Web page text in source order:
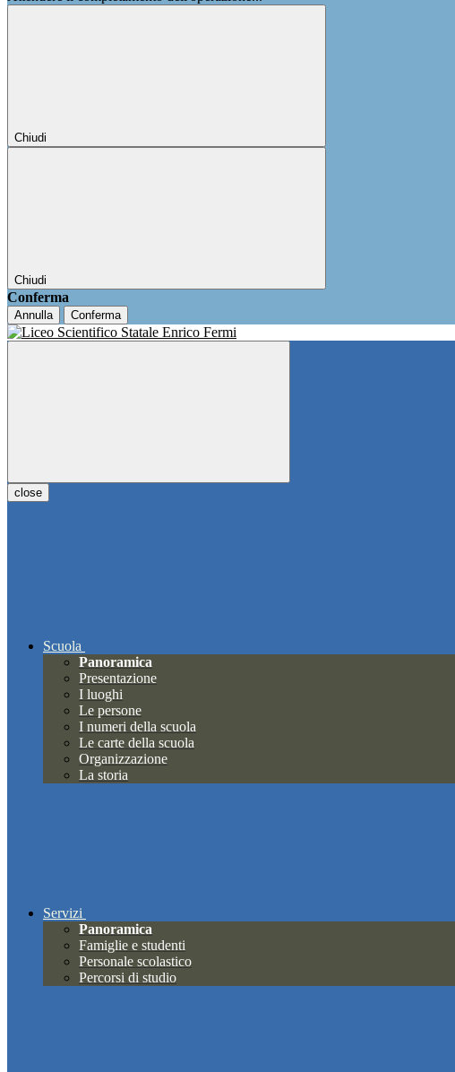
Chiudi
Chiudi
Conferma
Annulla Conferma
close
Scuola
Panoramica
Presentazione
I luoghi
Le persone
I numeri della scuola
Le carte della scuola
Organizzazione
La storia
Servizi
Panoramica
Famiglie e studenti
Personale scolastico
Percorsi di studio